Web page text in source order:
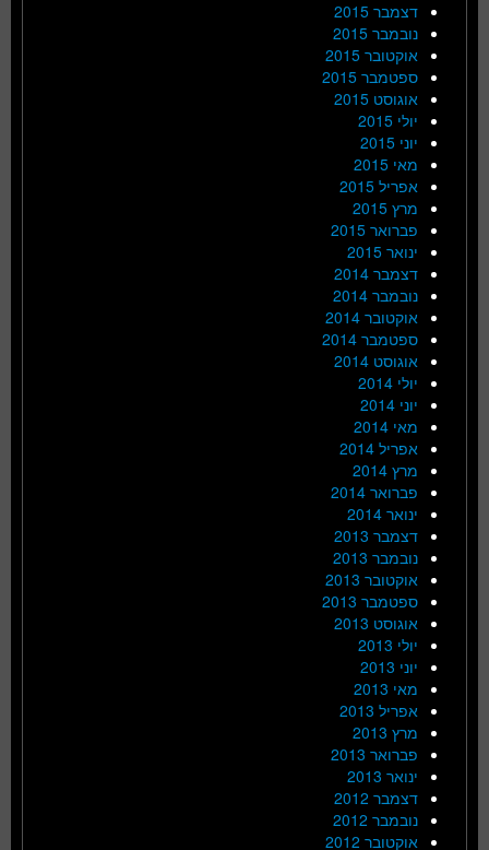
דצמבר 2015
נובמבר 2015
אוקטובר 2015
ספטמבר 2015
אוגוסט 2015
יולי 2015
יוני 2015
מאי 2015
אפריל 2015
מרץ 2015
פברואר 2015
ינואר 2015
דצמבר 2014
נובמבר 2014
אוקטובר 2014
ספטמבר 2014
אוגוסט 2014
יולי 2014
יוני 2014
מאי 2014
אפריל 2014
מרץ 2014
פברואר 2014
ינואר 2014
דצמבר 2013
נובמבר 2013
אוקטובר 2013
ספטמבר 2013
אוגוסט 2013
יולי 2013
יוני 2013
מאי 2013
אפריל 2013
מרץ 2013
פברואר 2013
ינואר 2013
דצמבר 2012
נובמבר 2012
אוקטובר 2012